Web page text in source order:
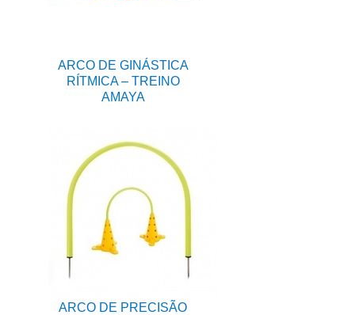
ARCO DE GINÁSTICA
RÍTMICA – TREINO
AMAYA
ARCO DE PRECISÃO